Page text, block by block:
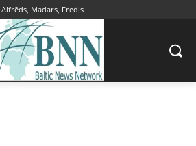
Alfrēds, Madars, Fredis